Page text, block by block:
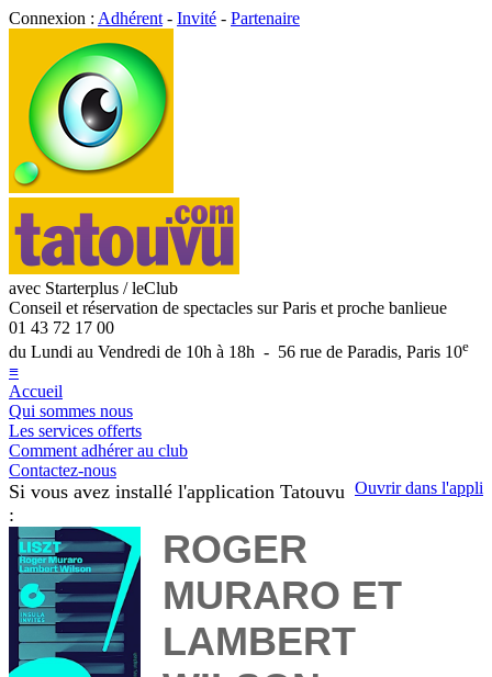
Connexion : Adhérent - Invité - Partenaire
avec Starterplus / leClub
Conseil et réservation de spectacles sur Paris et proche banlieue
01 43 72 17 00
du Lundi au Vendredi de 10h à 18h - 56 rue de Paradis, Paris 10e
≡
Accueil
Qui sommes nous
Les services offerts
Comment adhérer au club
Contactez-nous
Ouvrir dans l'appli
Si vous avez installé l'application Tatouvu
:
ROGER
MURARO ET
LAMBERT